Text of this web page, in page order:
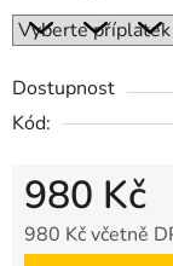
Dostupnost
Kód:
980 Kč
980 Kčvčetně